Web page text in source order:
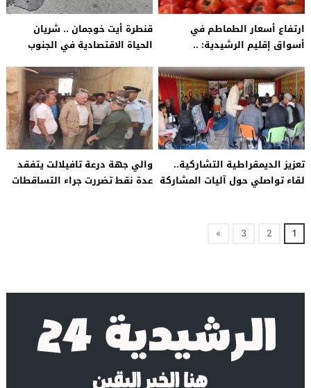
ارتفاع أسعار الطماطم في
أسواق إقليم الرشيدية: ..
الصادرات
قنطرة أيت خوجمان .. شريان
الحياة الاقتصادية في الجنوب
عاجلة
تعزيز الديمقراطية التشاركية..
لقاء تواصلي حول آليات المشاركة
والي جهة درعة تافيلالت يتفقد
عدة نقط تضررت جراء التساقطات
1
2
3
»